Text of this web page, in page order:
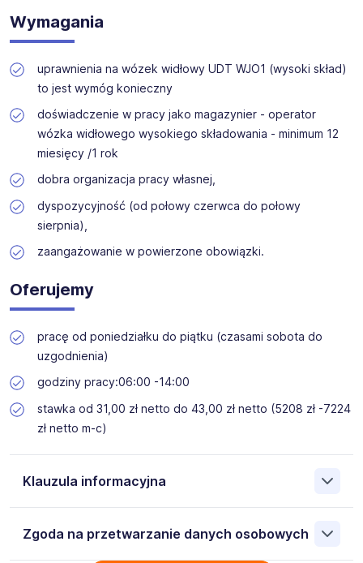
Wymagania
uprawnienia na wózek widłowy UDT WJO1 (wysoki skład)
to jest wymóg konieczny
doświadczenie w pracy jako magazynier - operator
wózka widłowego wysokiego składowania - minimum 12
miesięcy /1 rok
dobra organizacja pracy własnej,
dyspozycyjność (od połowy czerwca do połowy
sierpnia),
zaangażowanie w powierzone obowiązki.
Oferujemy
pracę od poniedziałku do piątku (czasami sobota do
uzgodnienia)
godziny pracy:06:00 -14:00
stawka od 31,00 zł netto do 43,00 zł netto (5208 zł -7224
zł netto m-c)
Klauzula informacyjna
41-800 Zabrze Wolności 345, NIP: 6452525218. Moje
Zgoda na przetwarzanie danych osobowych